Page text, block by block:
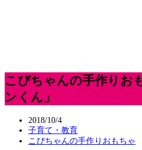
こぴちゃんの手作りお
ンくん」
2018/10/4
子育て・教育
こぴちゃんの手作りおもちゃ